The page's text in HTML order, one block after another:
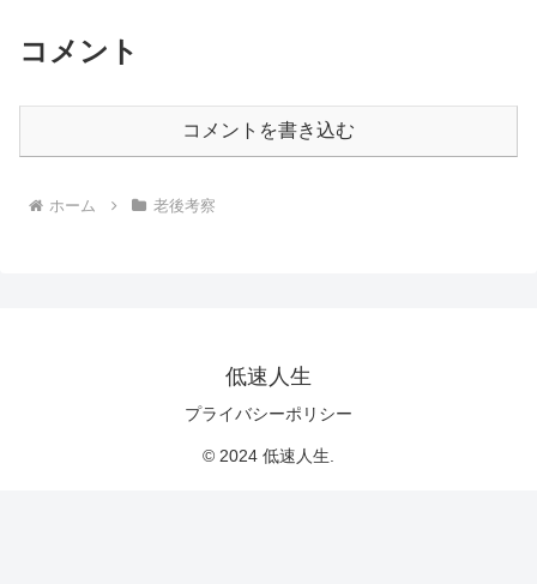
コメント
コメントを書き込む
ホーム 老後考察
低速人生
プライバシーポリシー
© 2024 低速人生.